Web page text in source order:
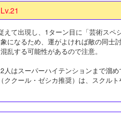
えて出現し、1ターン目に「芸術スペ
になるため、運がよければ敵の同士
乱する可能性があるので注意。
人はスーパーハイテンションまで溜め
ククール・ゼシカ推奨）は、スクル